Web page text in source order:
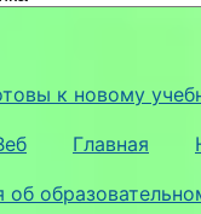
к новому
Главная
об